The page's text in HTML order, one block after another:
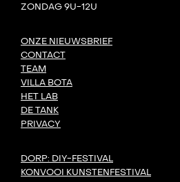
ZONDAG 9U-12U
ONZE NIEUWSBRIEF
CONTACT
TEAM
VILLA BOTA
HET LAB
DE TANK
PRIVACY
DORP: DIY-FESTIVAL
KONVOOI KUNSTENFESTIVAL